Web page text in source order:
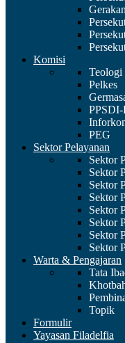
Komisi
Teologi
Pelkes
PPSDI-
PEG
Sektor Pelayanan
Sektor
Sektor
Sektor
Sektor
Sektor
Sektor
Sektor
Sektor
Warta & Pengajaran
Tata
Topik
Formulir
Yayasan Filadelfia
Pnt.
Tua
Wakil
SUSUNAN
Dkn. Rixsta
Dkn.